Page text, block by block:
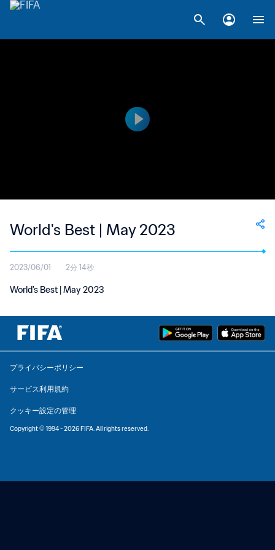
World's Best | May 2023
2023/06/01 2分 14秒
World's Best | May 2023
プライバシーポリシー
サービス利用規約
クッキー設定の管理
Copyright © 1994 - 2026 FIFA. All rights reserved.